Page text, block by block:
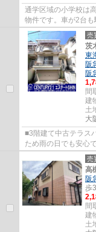
通学区域の小学校は
物件です。車が2台
物面積76.19㎡もあ
売
茨
東
阪
阪
間
建
土
大
■3階建て中古テラス
ため雨の日でも安心
ームセンターなど商
売
高
阪
歩
間
建
土